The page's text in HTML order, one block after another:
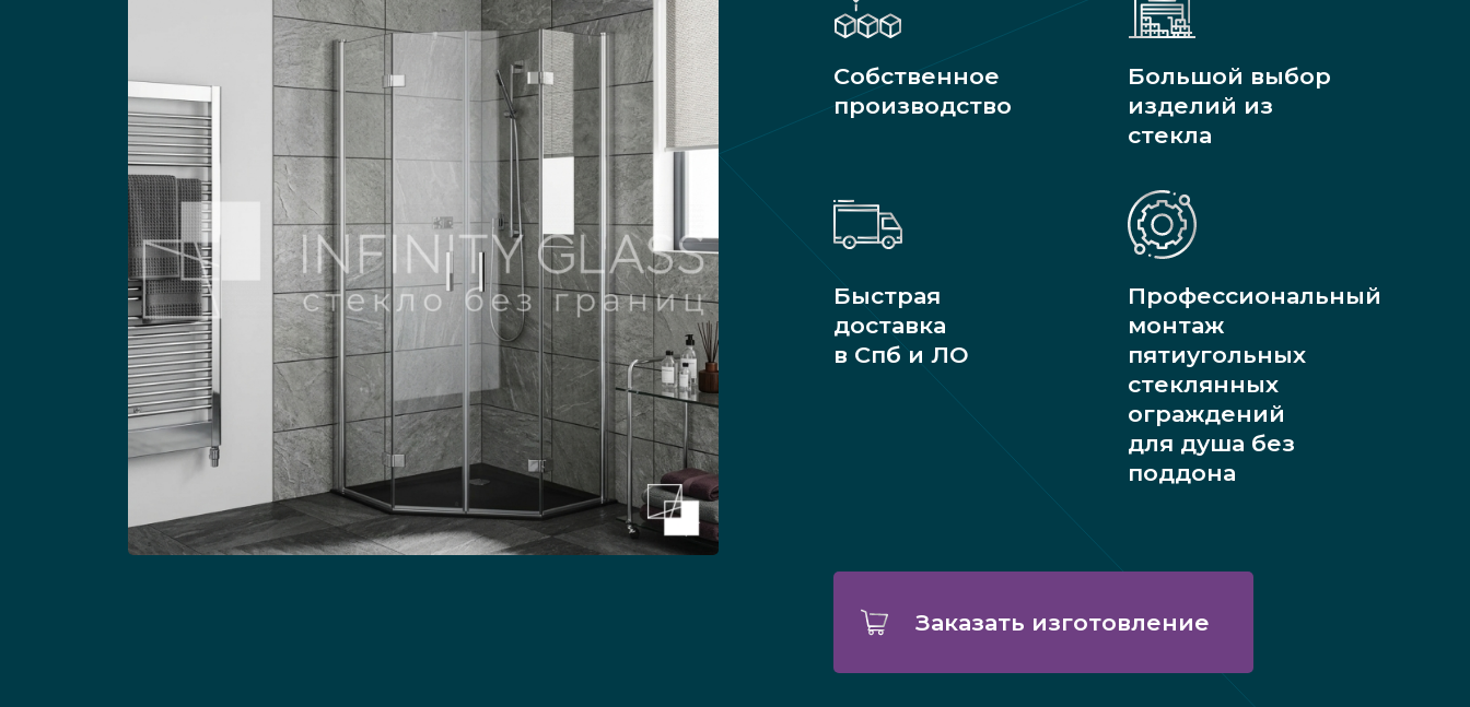
Собственное
производство
Большой выбор
изделий из
стекла
Быстрая
доставка
в Спб и ЛО
Профессиональный
монтаж
пятиугольных
стеклянных
ограждений
для душа без
поддона
Заказать изготовление